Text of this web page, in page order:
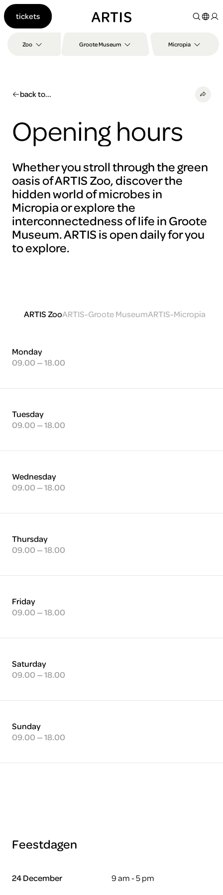
Go to
search
Zoo Groote Museum Micropia
tickets
back to...
Opening hours
Whether you stroll through the green
oasis of ARTIS Zoo, discover the
hidden world of microbes in
Micropia or explore the
interconnectedness of life in Groote
Museum. ARTIS is open daily for you
to explore.
ARTIS ZooARTIS-Groote MuseumARTIS-Micropia
Monday
09.00 — 18.00
Tuesday
09.00 — 18.00
Wednesday
09.00 — 18.00
Thursday
09.00 — 18.00
Friday
09.00 — 18.00
Saturday
09.00 — 18.00
Sunday
09.00 — 18.00
Feestdagen
24 December 9 am - 5 pm